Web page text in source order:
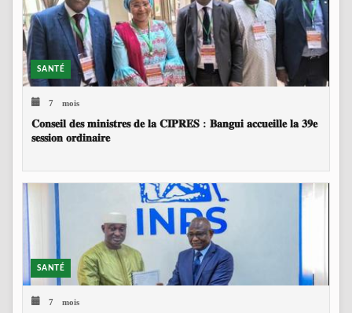
SANTÉ
7 mois
𝐂𝐨𝐧𝐬𝐞𝐢𝐥 𝐝𝐞𝐬 𝐦𝐢𝐧𝐢𝐬𝐭𝐫𝐞𝐬 𝐝𝐞 𝐥𝐚 𝐂𝐈𝐏𝐑𝐄𝐒 : 𝐁𝐚𝐧𝐠𝐮𝐢 𝐚𝐜𝐜𝐮𝐞𝐢𝐥𝐥𝐞 𝐥𝐚 𝟑𝟗𝐞
𝐬𝐞𝐬𝐬𝐢𝐨𝐧 𝐨𝐫𝐝𝐢𝐧𝐚𝐢𝐫𝐞
SANTÉ
7 mois